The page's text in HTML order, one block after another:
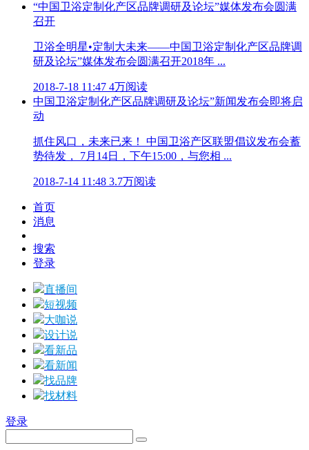
“中国卫浴定制化产区品牌调研及论坛”媒体发布会圆满
召开
卫浴全明星•定制大未来——中国卫浴定制化产区品牌调
研及论坛”媒体发布会圆满召开2018年 ...
2018-7-18 11:47 4万阅读
中国卫浴定制化产区品牌调研及论坛”新闻发布会即将启
动
抓住风口，未来已来！ 中国卫浴产区联盟倡议发布会蓄
势待发， 7月14日，下午15:00，与您相 ...
2018-7-14 11:48 3.7万阅读
首页
消息
搜索
登录
直播间
短视频
大咖说
设计说
看新品
看新闻
找品牌
找材料
登录